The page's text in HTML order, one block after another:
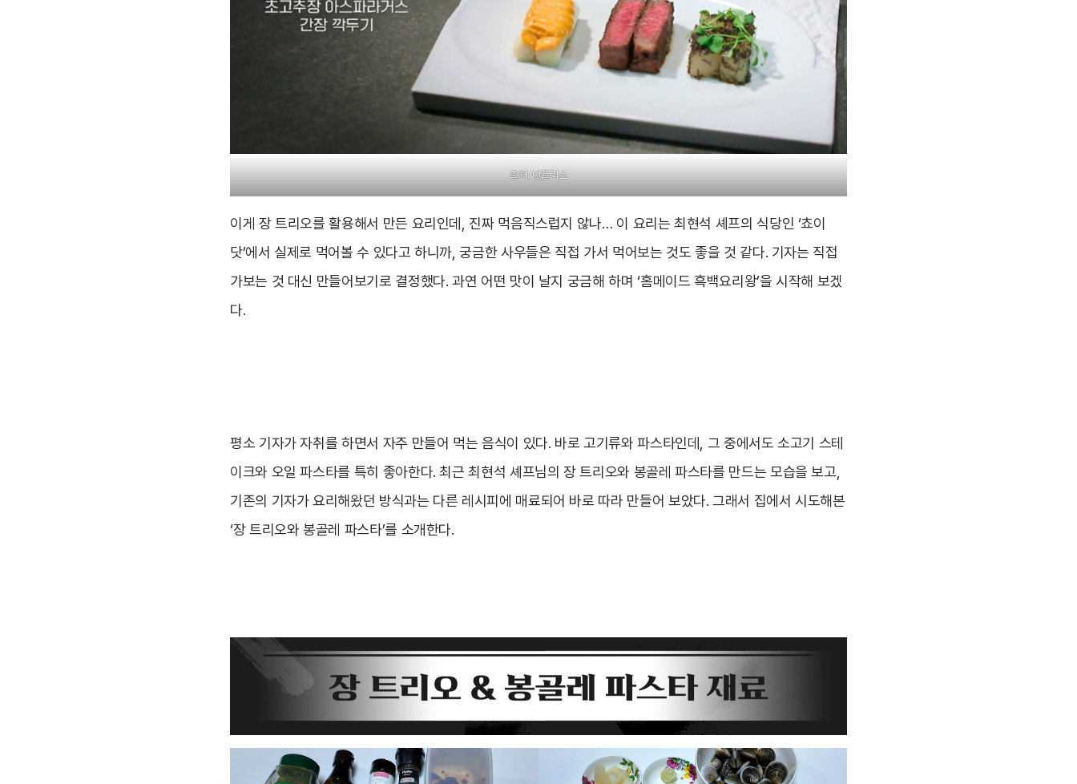
출처: 넷플릭스
이게 장 트리오를 활용해서 만든 요리인데, 진짜 먹음직스럽지 않나… 이 요리는 최현석 셰프의 식당인 ‘쵸이
닷’에서 실제로 먹어볼 수 있다고 하니까, 궁금한 사우들은 직접 가서 먹어보는 것도 좋을 것 같다. 기자는 직접
가보는 것 대신 만들어보기로 결정했다. 과연 어떤 맛이 날지 궁금해 하며 ‘홈메이드 흑백요리왕’을 시작해 보겠
다.
평소 기자가 자취를 하면서 자주 만들어 먹는 음식이 있다. 바로 고기류와 파스타인데, 그 중에서도 소고기 스테
이크와 오일 파스타를 특히 좋아한다. 최근 최현석 셰프님의 장 트리오와 봉골레 파스타를 만드는 모습을 보고,
기존의 기자가 요리해왔던 방식과는 다른 레시피에 매료되어 바로 따라 만들어 보았다. 그래서 집에서 시도해본
‘장 트리오와 봉골레 파스타’를 소개한다.